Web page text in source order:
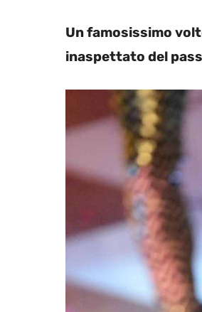
Un famosissimo
inaspettato del